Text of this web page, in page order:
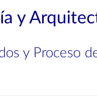
y
y Proceso